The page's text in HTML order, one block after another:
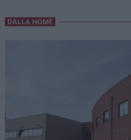
DALLA HOME